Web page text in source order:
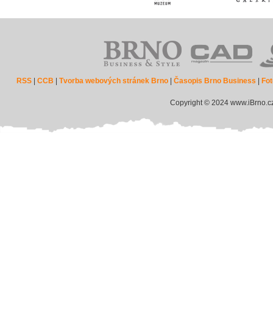
RSS |CCB |Tvorba webových stránek Brno |Časopis Brno Business
Copyright © 2024